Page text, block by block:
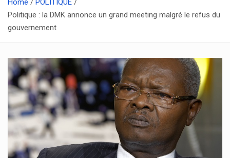
Home
POLITIQUE
Politique : la DMK annonce un grand meeting malgré le refus du
gouvernement